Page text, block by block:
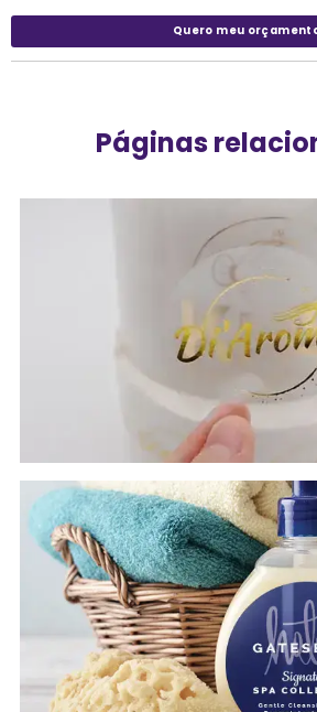
Quero meu
Páginas